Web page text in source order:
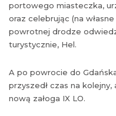
portowego miasteczka,
oraz celebrując (na
powrotnej drodze
turystycznie, Hel.
A po powrocie do
przyszedł czas na
nową załoga IX LO.